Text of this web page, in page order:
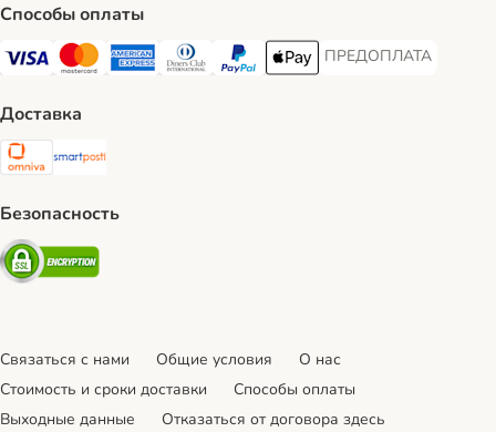
Способы оплаты
Visa Payment Method
Mastercard Payment Method
American Express Payment Method
Diners Club Payment Method
PayPal Payment Method
Apple Pay Payment Method
ПРЕДОПЛАТА
ПРЕДОПЛАТА
Доставка
Omniva Shipping Method
SmartPosti Shipping Method
Безопасность
Security
Связаться с нами Общие условия
О нас
Стоимость и сроки доставки
Cпособы оплаты
Выходные данные
Отказаться от договора здесь